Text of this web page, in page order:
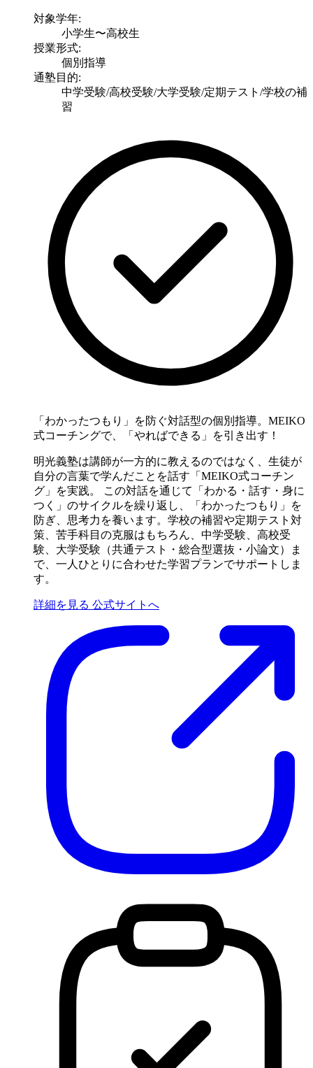
対象学年:
小学生〜高校生
授業形式:
個別指導
通塾目的:
中学受験/高校受験/大学受験/定期テスト/学校の補
習
「わかったつもり」を防ぐ対話型の個別指導。MEIKO
式コーチングで、「やればできる」を引き出す！
明光義塾は講師が一方的に教えるのではなく、生徒が
自分の言葉で学んだことを話す「MEIKO式コーチン
グ」を実践。 この対話を通じて「わかる・話す・身に
つく」のサイクルを繰り返し、「わかったつもり」を
防ぎ、思考力を養います。学校の補習や定期テスト対
策、苦手科目の克服はもちろん、中学受験、高校受
験、大学受験（共通テスト・総合型選抜・小論文）ま
で、一人ひとりに合わせた学習プランでサポートしま
す。
詳細を見る 公式サイトへ